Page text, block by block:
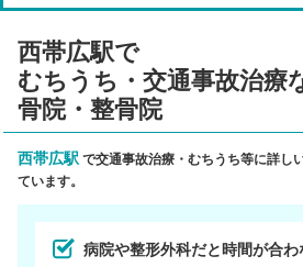
西帯広駅で
むちうち・交通事故治療
骨院・整骨院
西帯広駅 で交通事故治療・むちうち等に詳し
ています。
病院や整形外科だと時間が合わ